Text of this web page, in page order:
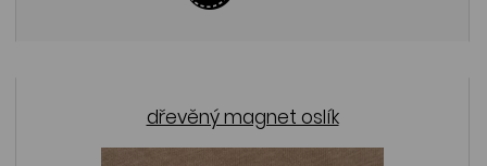
dřevěný magnet oslík